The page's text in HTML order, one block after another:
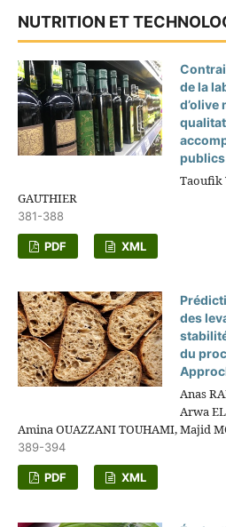
NUTRITION ET
de la
d’olive
publics
Taoufik
GAUTHIER
381-388
PDF XML
des
du
Anas
Arwa
Amina OUAZZANI TOUHAMI, Majid
389-394
PDF XML